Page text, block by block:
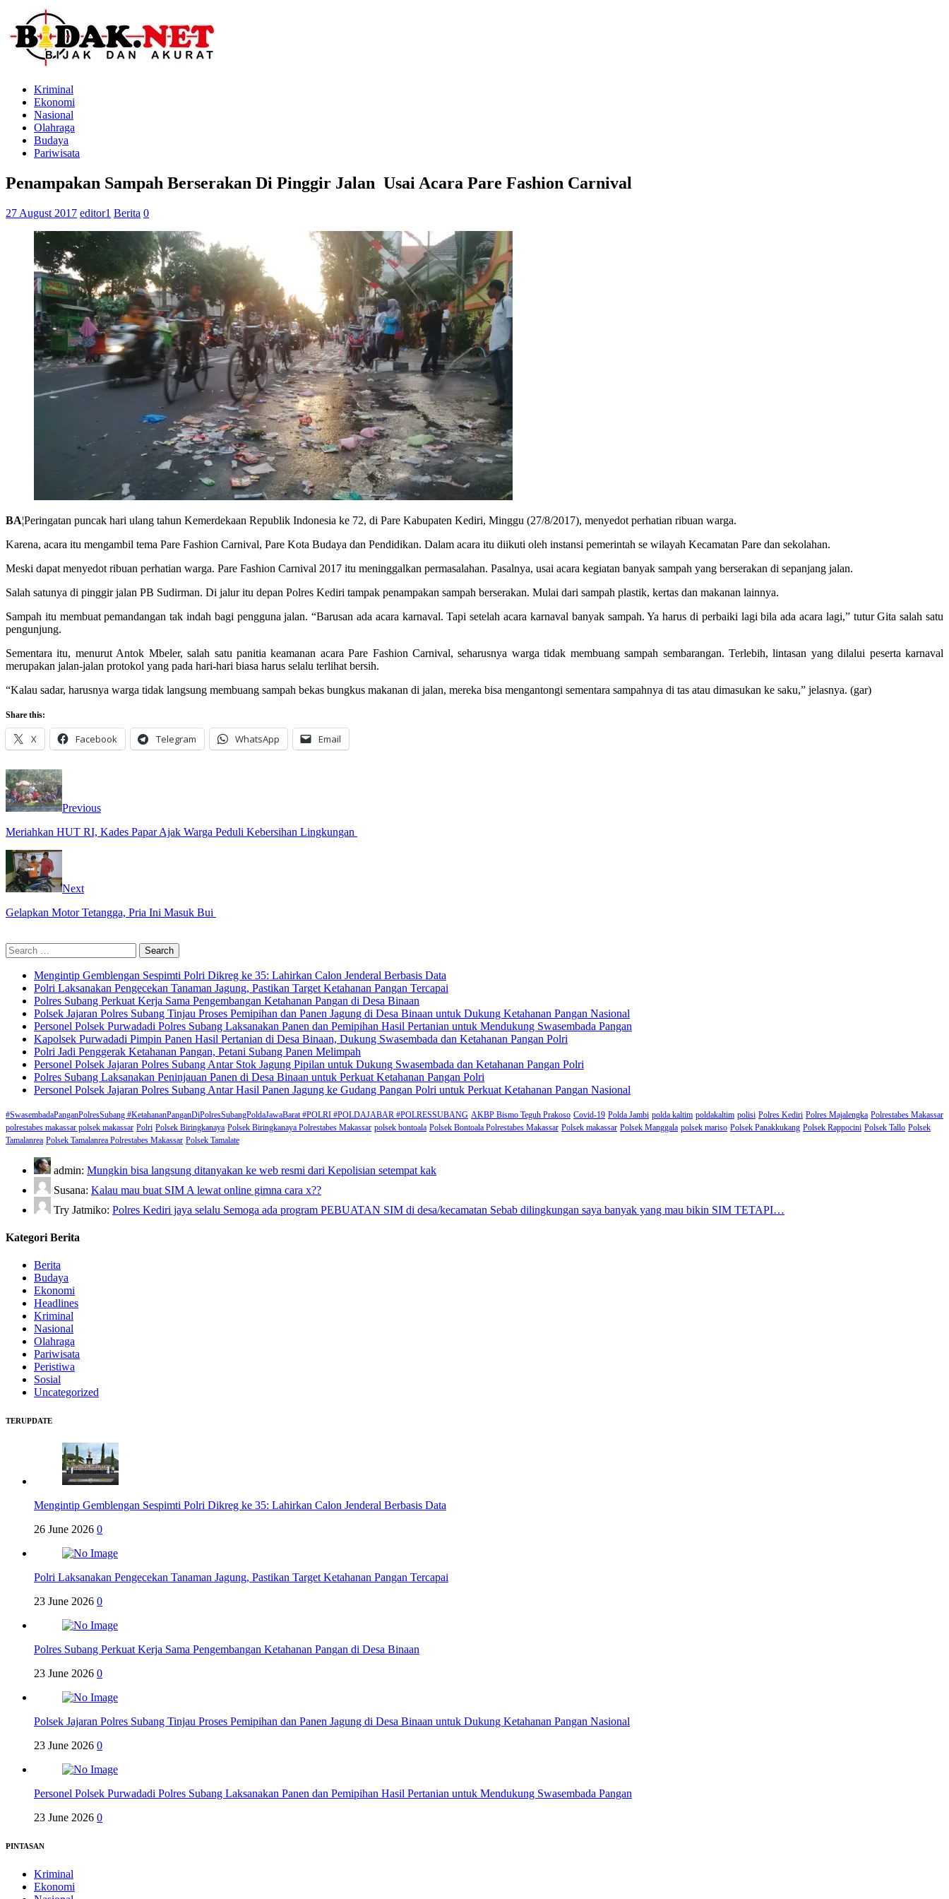
Kriminal
Ekonomi
Nasional
Olahraga
Budaya
Pariwisata
Penampakan Sampah Berserakan Di Pinggir Jalan Usai Acara Pare Fashion Carnival
27 August 2017 editor1 Berita 0
BA¦Peringatan puncak hari ulang tahun Kemerdekaan Republik Indonesia ke 72, di Pare Kabupaten Kediri, Minggu (27/8/2017), menyedot perhatian ribuan warga.
Karena, acara itu mengambil tema Pare Fashion Carnival, Pare Kota Budaya dan Pendidikan. Dalam acara itu diikuti oleh instansi pemerintah se wilayah Kecamatan Pare dan sekolahan.
Meski dapat menyedot ribuan perhatian warga. Pare Fashion Carnival 2017 itu meninggalkan permasalahan. Pasalnya, usai acara kegiatan banyak sampah yang berserakan di sepanjang jalan.
Salah satunya di pinggir jalan PB Sudirman. Di jalur itu depan Polres Kediri tampak penampakan sampah berserakan. Mulai dari sampah plastik, kertas dan makanan lainnya.
Sampah itu membuat pemandangan tak indah bagi pengguna jalan. “Barusan ada acara karnaval. Tapi setelah acara karnaval banyak sampah. Ya harus di perbaiki lagi bila ada acara lagi,” tutur Gita salah satu
pengunjung.
Sementara itu, menurut Antok Mbeler, salah satu panitia keamanan acara Pare Fashion Carnival, seharusnya warga tidak membuang sampah sembarangan. Terlebih, lintasan yang dilalui peserta karnaval
merupakan jalan-jalan protokol yang pada hari-hari biasa harus selalu terlihat bersih.
“Kalau sadar, harusnya warga tidak langsung membuang sampah bekas bungkus makanan di jalan, mereka bisa mengantongi sementara sampahnya di tas atau dimasukan ke saku,” jelasnya. (gar)
Share this:
X Facebook Telegram WhatsApp Email
Previous
Meriahkan HUT RI, Kades Papar Ajak Warga Peduli Kebersihan Lingkungan
Next
Gelapkan Motor Tetangga, Pria Ini Masuk Bui
Search
for:
Mengintip Gemblengan Sespimti Polri Dikreg ke 35: Lahirkan Calon Jenderal Berbasis Data
Polri Laksanakan Pengecekan Tanaman Jagung, Pastikan Target Ketahanan Pangan Tercapai
Polres Subang Perkuat Kerja Sama Pengembangan Ketahanan Pangan di Desa Binaan
Polsek Jajaran Polres Subang Tinjau Proses Pemipihan dan Panen Jagung di Desa Binaan untuk Dukung Ketahanan Pangan Nasional
Personel Polsek Purwadadi Polres Subang Laksanakan Panen dan Pemipihan Hasil Pertanian untuk Mendukung Swasembada Pangan
Kapolsek Purwadadi Pimpin Panen Hasil Pertanian di Desa Binaan, Dukung Swasembada dan Ketahanan Pangan Polri
Polri Jadi Penggerak Ketahanan Pangan, Petani Subang Panen Melimpah
Personel Polsek Jajaran Polres Subang Antar Stok Jagung Pipilan untuk Dukung Swasembada dan Ketahanan Pangan Polri
Polres Subang Laksanakan Peninjauan Panen di Desa Binaan untuk Perkuat Ketahanan Pangan Polri
Personel Polsek Jajaran Polres Subang Antar Hasil Panen Jagung ke Gudang Pangan Polri untuk Perkuat Ketahanan Pangan Nasional
#SwasembadaPanganPolresSubang #KetahananPanganDiPolresSubangPoldaJawaBarat #POLRI #POLDAJABAR #POLRESSUBANG AKBP Bismo Teguh Prakoso Covid-19 Polda Jambi polda kaltim poldakaltim polisi Polres Kediri Polres Majalengka Polrestabes Makassar
polrestabes makassar polsek makassar Polri Polsek Biringkanaya Polsek Biringkanaya Polrestabes Makassar polsek bontoala Polsek Bontoala Polrestabes Makassar Polsek makassar Polsek Manggala polsek mariso Polsek Panakkukang Polsek Rappocini Polsek Tallo Polsek
Tamalanrea Polsek Tamalanrea Polrestabes Makassar Polsek Tamalate
admin: Mungkin bisa langsung ditanyakan ke web resmi dari Kepolisian setempat kak
Susana: Kalau mau buat SIM A lewat online gimna cara x??
Try Jatmiko: Polres Kediri jaya selalu Semoga ada program PEBUATAN SIM di desa/kecamatan Sebab dilingkungan saya banyak yang mau bikin SIM TETAPI…
Kategori Berita
Berita
Budaya
Ekonomi
Headlines
Kriminal
Nasional
Olahraga
Pariwisata
Peristiwa
Sosial
Uncategorized
TERUPDATE
Mengintip Gemblengan Sespimti Polri Dikreg ke 35: Lahirkan Calon Jenderal Berbasis Data
26 June 2026 0
Polri Laksanakan Pengecekan Tanaman Jagung, Pastikan Target Ketahanan Pangan Tercapai
23 June 2026 0
Polres Subang Perkuat Kerja Sama Pengembangan Ketahanan Pangan di Desa Binaan
23 June 2026 0
Polsek Jajaran Polres Subang Tinjau Proses Pemipihan dan Panen Jagung di Desa Binaan untuk Dukung Ketahanan Pangan Nasional
23 June 2026 0
Personel Polsek Purwadadi Polres Subang Laksanakan Panen dan Pemipihan Hasil Pertanian untuk Mendukung Swasembada Pangan
23 June 2026 0
PINTASAN
Kriminal
Ekonomi